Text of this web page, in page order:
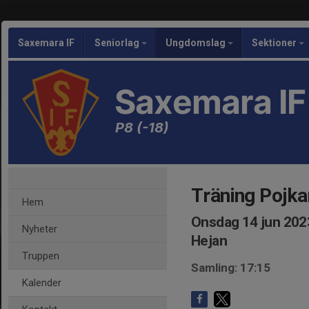
Saxemara IF Seniorlag Ungdomslag Sektioner
Saxemara IF
P8 (-18)
Hem
Nyheter
Truppen
Kalender
Träning
Onsdag 14 jun
Hejan
Samling: 17:15